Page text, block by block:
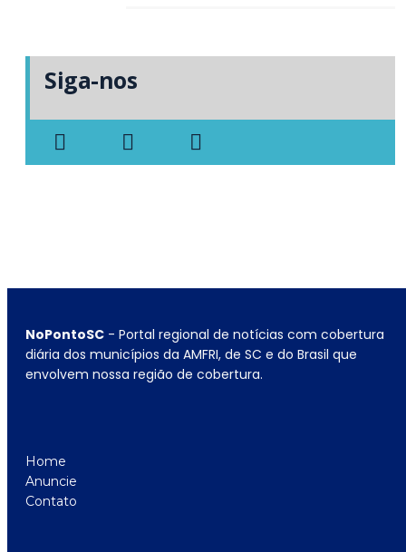
Siga-nos
NoPontoSC - Portal regional de notícias com cobertura
diária dos municípios da AMFRI, de SC e do Brasil que
envolvem nossa região de cobertura.
Home
Anuncie
Contato